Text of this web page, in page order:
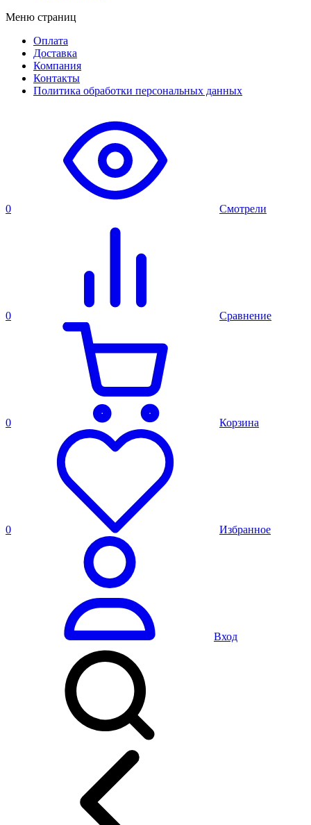
Меню страниц
Оплата
Доставка
Компания
Контакты
Политика обработки персональных данных
0 Смотрели
0 Сравнение
0 Корзина
0 Избранное
Вход